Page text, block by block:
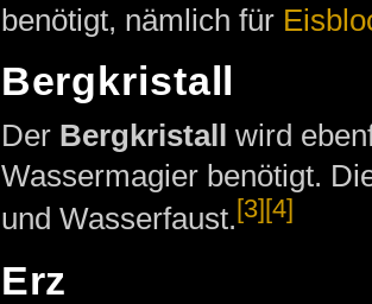
benötigt, nämlich für
Bergkristall
Der Bergkristall wird
Wassermagier benötigt.
und Wasserfaust. [3] [4]
Erz